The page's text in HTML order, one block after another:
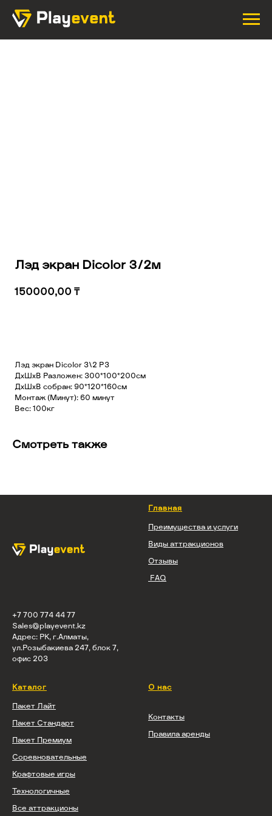
Лэд экран Dicolor 3/2м
150000,00 ₸
Лэд экран Dicolor 3\2 P3
ДхШхВ Разложен: 300*100*200см
ДхШхВ собран: 90*120*160см
Монтаж (Минут): 60 минут
Вес: 100кг
Смотреть также
+7 700 774 44 77
Sales@playevent.kz
Адрес: РК, г.Алматы,
ул.Розыбакиева 247, блок 7,
офис 203
Главная
Преимущества и услуги
Виды аттракционов
Отзывы
FAQ
Каталог
Пакет Лайт
Пакет Стандарт
Пакет Премиум
Соревновательные
Крафтовые игры
Технологичные
Все аттракционы
О нас
Контакты
Правила аренды